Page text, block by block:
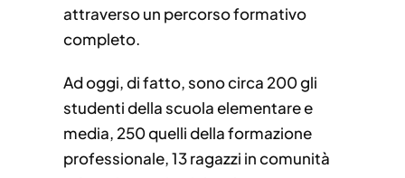
attraverso un percorso formativo
completo.
Ad oggi, di fatto, sono circa 200 gli
studenti della scuola elementare e
media, 250 quelli della formazione
professionale, 13 ragazzi in comunità